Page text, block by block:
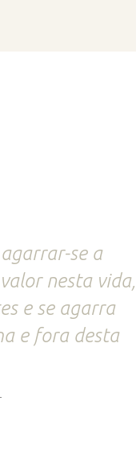
se a
nesta vida,
e se agarra
e fora desta